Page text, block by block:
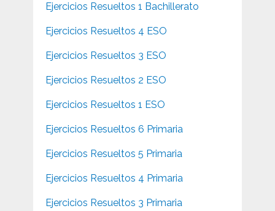
Ejercicios Resueltos 1 Bachillerato
Ejercicios Resueltos 4 ESO
Ejercicios Resueltos 3 ESO
Ejercicios Resueltos 2 ESO
Ejercicios Resueltos 1 ESO
Ejercicios Resueltos 6 Primaria
Ejercicios Resueltos 5 Primaria
Ejercicios Resueltos 4 Primaria
Ejercicios Resueltos 3 Primaria